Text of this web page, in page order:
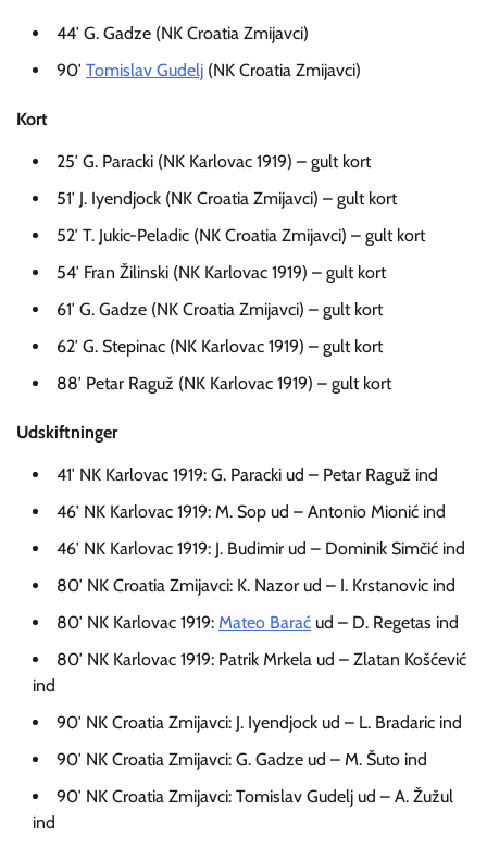
44′ G. Gadze (NK Croatia Zmijavci)
90′ Tomislav Gudelj (NK Croatia Zmijavci)
Kort
25′ G. Paracki (NK Karlovac 1919) – gult kort
51′ J. Iyendjock (NK Croatia Zmijavci) – gult kort
52′ T. Jukic-Peladic (NK Croatia Zmijavci) – gult kort
54′ Fran Žilinski (NK Karlovac 1919) – gult kort
61′ G. Gadze (NK Croatia Zmijavci) – gult kort
62′ G. Stepinac (NK Karlovac 1919) – gult kort
88′ Petar Raguž (NK Karlovac 1919) – gult kort
Udskiftninger
41′ NK Karlovac 1919: G. Paracki ud – Petar Raguž ind
46′ NK Karlovac 1919: M. Sop ud – Antonio Mionić ind
46′ NK Karlovac 1919: J. Budimir ud – Dominik Simčić ind
80′ NK Croatia Zmijavci: K. Nazor ud – I. Krstanovic ind
80′ NK Karlovac 1919: Mateo Barać ud – D. Regetas ind
80′ NK Karlovac 1919: Patrik Mrkela ud – Zlatan Košćević
ind
90′ NK Croatia Zmijavci: J. Iyendjock ud – L. Bradaric ind
90′ NK Croatia Zmijavci: G. Gadze ud – M. Šuto ind
90′ NK Croatia Zmijavci: Tomislav Gudelj ud – A. Žužul
ind